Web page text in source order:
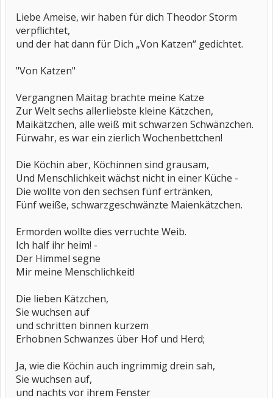
Liebe Ameise, wir haben für dich Theodor Storm
verpflichtet,
und der hat dann für Dich „Von Katzen“ gedichtet.
"Von Katzen"
Vergangnen Maitag brachte meine Katze
Zur Welt sechs allerliebste kleine Kätzchen,
Maikätzchen, alle weiß mit schwarzen Schwänzchen.
Fürwahr, es war ein zierlich Wochenbettchen!
Die Köchin aber, Köchinnen sind grausam,
Und Menschlichkeit wächst nicht in einer Küche -
Die wollte von den sechsen fünf ertränken,
Fünf weiße, schwarzgeschwänzte Maienkätzchen.
Ermorden wollte dies verruchte Weib.
Ich half ihr heim! -
Der Himmel segne
Mir meine Menschlichkeit!
Die lieben Kätzchen,
Sie wuchsen auf
und schritten binnen kurzem
Erhobnen Schwanzes über Hof und Herd;
Ja, wie die Köchin auch ingrimmig drein sah,
Sie wuchsen auf,
und nachts vor ihrem Fenster